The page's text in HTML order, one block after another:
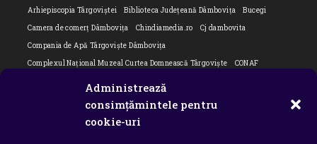
Administrează
consimțămintele pentru
cookie-uri
Arhiepiscopia Târgoviștei
Biblioteca Județeană Dâmbovița
Bucegi
Camera de comerț Dâmbovița
Chindiamedia.ro
Cj dambovita
Compania de Apă Târgoviște Dâmbovița
Complexul Național Muzeal Curtea Domnească Târgoviște
CONAF
Flori Bungete
intreruperi energie electrica
ipj dambovita